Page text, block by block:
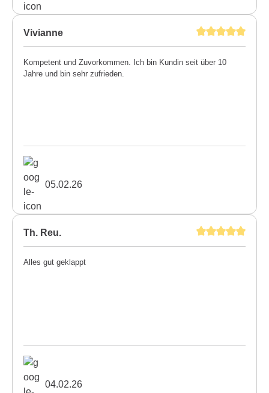
Vivianne
Kompetent und Zuvorkommen. Ich bin Kundin seit über 10
Jahre und bin sehr zufrieden.
05.02.26
Th. Reu.
Alles gut geklappt
04.02.26